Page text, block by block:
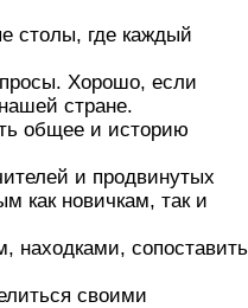
столы, где каждый
Хорошо, если
стране.
общее и историю
и продвинутых
как новичкам, так и
находками, сопоставить
своими